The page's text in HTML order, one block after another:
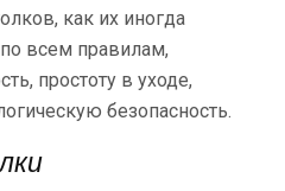
как их иногда
всем правилам,
простоту в уходе,
безопасность.